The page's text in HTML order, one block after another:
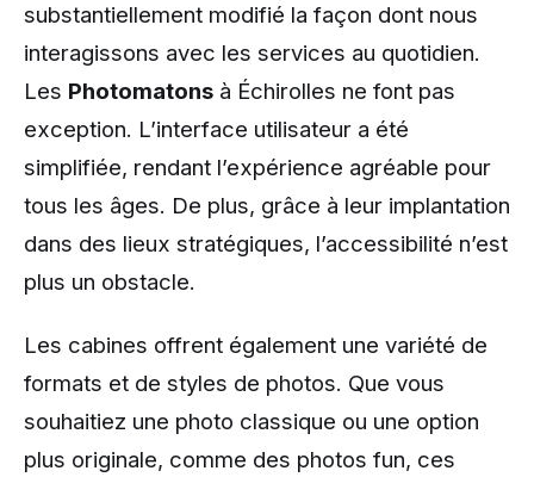
substantiellement modifié la façon dont nous
interagissons avec les services au quotidien.
Les Photomatons à Échirolles ne font pas
exception. L’interface utilisateur a été
simplifiée, rendant l’expérience agréable pour
tous les âges. De plus, grâce à leur implantation
dans des lieux stratégiques, l’accessibilité n’est
plus un obstacle.
Les cabines offrent également une variété de
formats et de styles de photos. Que vous
souhaitiez une photo classique ou une option
plus originale, comme des photos fun, ces